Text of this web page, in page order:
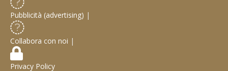
Pubblicità (advertising) |
Collabora con noi |
Privacy Policy